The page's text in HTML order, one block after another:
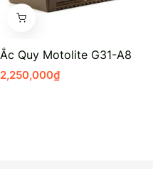
Ắc Quy Motolite G31-A8
2,250,000₫